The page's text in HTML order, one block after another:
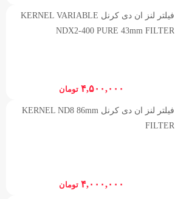
فیلتر لنز ان دی کرنل KERNEL VARIABLE
NDX2-400 PURE 43mm FILTER
۴,۵۰۰,۰۰۰ تومان
فیلتر لنز ان دی کرنل KERNEL ND8 86mm
FILTER
۴,۰۰۰,۰۰۰ تومان